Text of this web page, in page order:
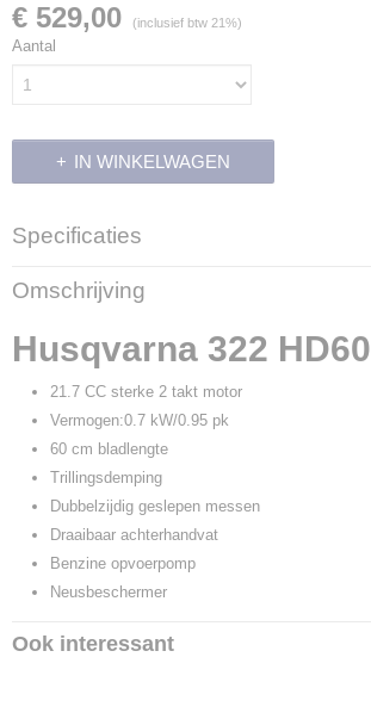
€ 529,00 (inclusief btw 21%)
Aantal
IN WINKELWAGEN
Specificaties
Productcode
700442
Productcode leverancier
9676589-02
Omschrijving
Husqvarna 322 HD60
21.7 CC sterke 2 takt motor
Vermogen:0.7 kW/0.95 pk
60 cm bladlengte
Trillingsdemping
Dubbelzijdig geslepen messen
Draaibaar achterhandvat
Benzine opvoerpomp
Neusbeschermer
Ook interessant